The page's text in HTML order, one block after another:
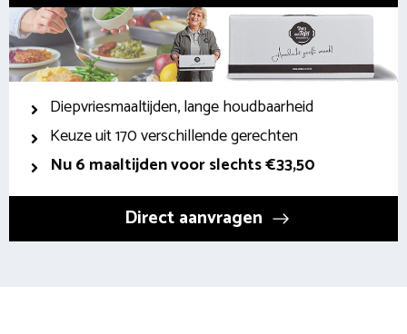
Diepvriesmaaltijden, lange houdbaarheid
Keuze uit 170 verschillende gerechten
Nu 6 maaltijden voor slechts €33,50
Direct aanvragen